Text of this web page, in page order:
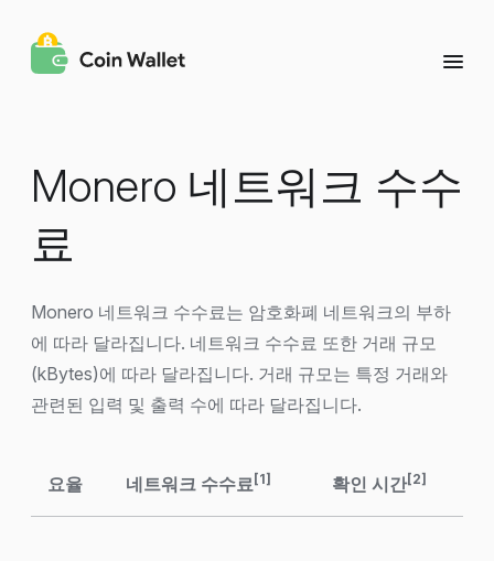
Monero 네트워크 수수
료
Monero 네트워크 수수료는 암호화폐 네트워크의 부하
에 따라 달라집니다. 네트워크 수수료 또한 거래 규모
(kBytes)에 따라 달라집니다. 거래 규모는 특정 거래와
관련된 입력 및 출력 수에 따라 달라집니다.
요율 네트워크 수수료 [1] 확인 시간[2]